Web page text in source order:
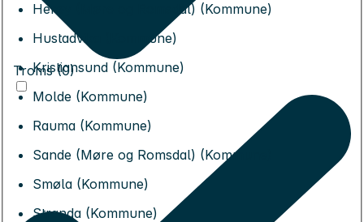
Herøy (Møre og Romsdal) (Kommune)
Hustadvika (Kommune)
Kristiansund (Kommune)
Molde (Kommune)
Rauma (Kommune)
Sande (Møre og Romsdal) (Kommune)
Smøla (Kommune)
Stranda (Kommune)
Troms (0)